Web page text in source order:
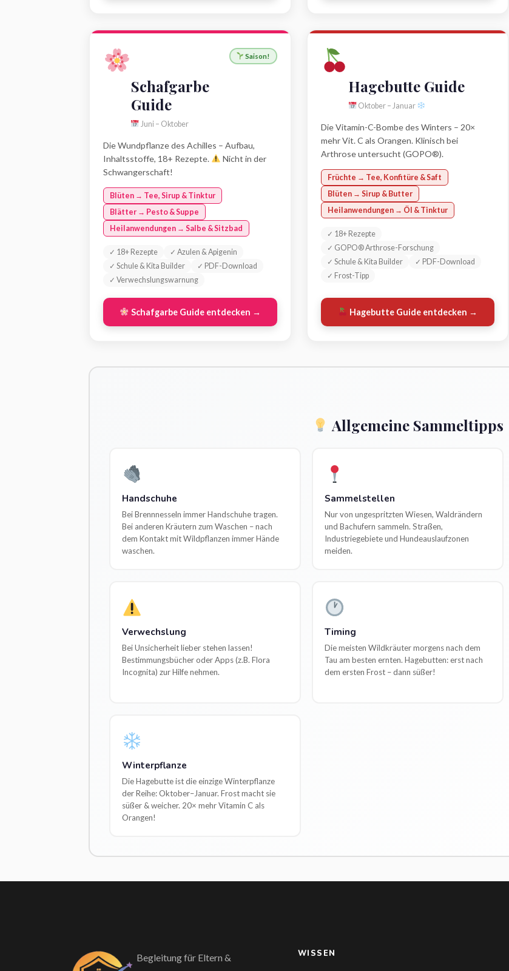
Schafgarbe
Guide
Juni – Oktober
Saison!
Die Wundpflanze des Achilles – Aufbau,
Inhaltsstoffe, 18+ Rezepte.
Nicht in der
Schwangerschaft!
Blüten → Tee, Sirup & Tinktur
Blätter → Pesto & Suppe
Heilanwendungen → Salbe & Sitzbad
✓ 18+ Rezepte
✓ Azulen & Apigenin
✓ Schule & Kita Builder
✓ PDF-Download
✓ Verwechslungswarnung
Schafgarbe Guide entdecken →
Hagebutte Guide
Oktober – Januar
Die Vitamin-C-Bombe des Winters – 20×
mehr Vit. C als Orangen. Klinisch bei
Arthrose untersucht (GOPO®).
Früchte → Tee, Konfitüre & Saft
Blüten → Sirup & Butter
Heilanwendungen → Öl & Tinktur
✓ 18+ Rezepte
✓ GOPO® Arthrose-Forschung
✓ Schule & Kita Builder
✓ PDF-Download
✓ Frost-Tipp
Hagebutte Guide entdecken →
Allgemeine Sammeltipps
Handschuhe
Bei Brennnesseln immer Handschuhe tragen.
Bei anderen Kräutern zum Waschen – nach
dem Kontakt mit Wildpflanzen immer Hände
waschen.
Sammelstellen
Nur von ungespritzten Wiesen, Waldrändern
und Bachufern sammeln. Straßen,
Industriegebiete und Hundeauslaufzonen
meiden.
Verwechslung
Bei Unsicherheit lieber stehen lassen!
Bestimmungsbücher oder Apps (z.B. Flora
Incognita) zur Hilfe nehmen.
Timing
Die meisten Wildkräuter morgens nach dem
Tau am besten ernten. Hagebutten: erst nach
dem ersten Frost – dann süßer!
Winterpflanze
Die Hagebutte ist die einzige Winterpflanze
der Reihe: Oktober–Januar. Frost macht sie
süßer & weicher. 20× mehr Vitamin C als
Orangen!
Begleitung für Eltern &
WISSEN